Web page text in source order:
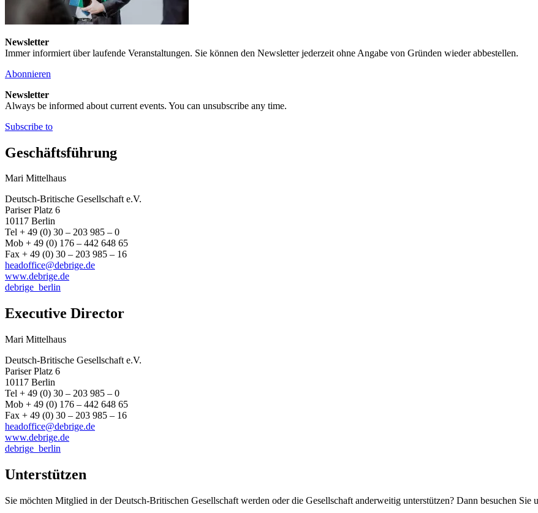
Newsletter
Immer informiert über laufende Veranstaltungen. Sie können den Newsletter jederzeit ohne Angabe von Gründen wieder abbestellen.
Abonnieren
Newsletter
Always be informed about current events. You can unsubscribe any time.
Subscribe to
Geschäftsführung
Mari Mittelhaus
Deutsch-Britische Gesellschaft e.V.
Pariser Platz 6
10117 Berlin
Tel + 49 (0) 30 – 203 985 – 0
Mob + 49 (0) 176 – 442 648 65
Fax + 49 (0) 30 – 203 985 – 16
headoffice@debrige.de
www.debrige.de
debrige_berlin
Executive Director
Mari Mittelhaus
Deutsch-Britische Gesellschaft e.V.
Pariser Platz 6
10117 Berlin
Tel + 49 (0) 30 – 203 985 – 0
Mob + 49 (0) 176 – 442 648 65
Fax + 49 (0) 30 – 203 985 – 16
headoffice@debrige.de
www.debrige.de
debrige_berlin
Unterstützen
Sie möchten Mitglied in der Deutsch-Britischen Gesellschaft werden oder die Gesellschaft anderweitig unterstützen? Dann besuchen Sie